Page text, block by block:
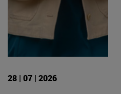
28 | 07 | 2026